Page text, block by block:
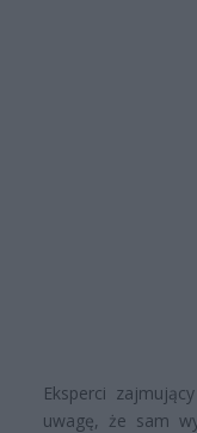
Eksperci
uwagę, że sam